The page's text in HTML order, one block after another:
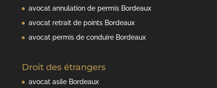
avocat annulation de permis Bordeaux
avocat retrait de points Bordeaux
avocat permis de conduire Bordeaux
Droit des étrangers
avocat asile Bordeaux